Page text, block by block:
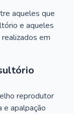
aqueles que
e aqueles
em
reprodutor
e apalpação